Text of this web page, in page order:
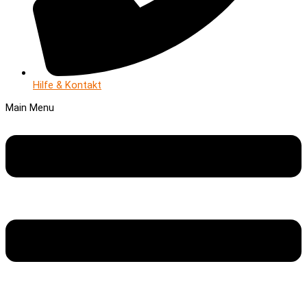
Hilfe & Kontakt
Main Menu